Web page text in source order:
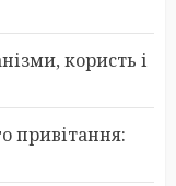
користь і
привітання: